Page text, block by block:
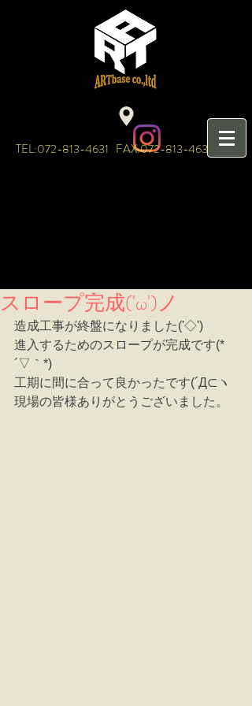
TEL:072-813-4631 FAX:072-813-4632
スロープ完成('ω')ノ
造成工事が終盤になりました('◇')ゞ
進入するためのスロープが完成です(*
´▽｀*)
工期に間に合って良かったです(´Д⊂ヽ
現場の皆様ありがとうございました。